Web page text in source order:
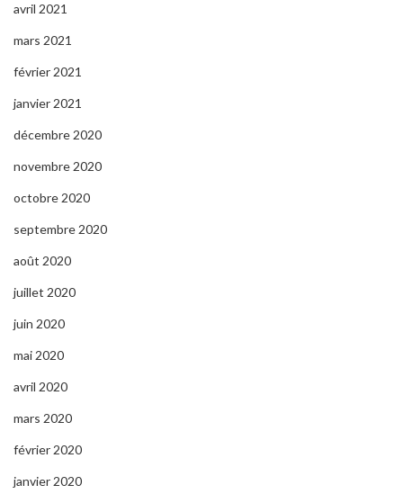
avril 2021
mars 2021
février 2021
janvier 2021
décembre 2020
novembre 2020
octobre 2020
septembre 2020
août 2020
juillet 2020
juin 2020
mai 2020
avril 2020
mars 2020
février 2020
janvier 2020